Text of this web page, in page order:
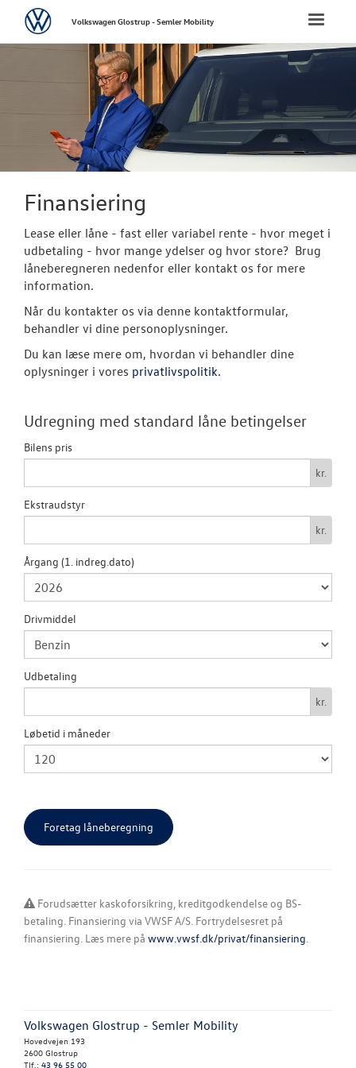
FORSIDE
NYE
NYE VAREBILER
Finansiering
Byg din
VÆRKSTED
SKADECENTER
RESERVEDELE
NYHEDER
OM OS
Toggle
VolkswagenVolkswagen Glostrup - Semler Mobility
Finansiering
Lease eller låne - fast eller variabel rente - hvor meget i
udbetaling - hvor mange ydelser og hvor store? Brug
låneberegneren nedenfor eller kontakt os for mere
information.
Når du kontakter os via denne kontaktformular,
behandler vi dine personoplysninger.
Du kan læse mere om, hvordan vi behandler dine
oplysninger i vores privatlivspolitik.
Udregning med standard låne betingelser
Bilens pris
kr.
Ekstraudstyr
kr.
Årgang (1. indreg.dato)
Drivmiddel
Udbetaling
kr.
Løbetid i måneder
Forudsætter kaskoforsikring, kreditgodkendelse og BS-
betaling. Finansiering via VWSF A/S. Fortrydelsesret på
finansiering. Læs mere på www.vwsf.dk/privat/finansiering
Volkswagen Glostrup - Semler Mobility
Hovedvejen 193
2600 Glostrup
Tlf.: 43 96 55 00